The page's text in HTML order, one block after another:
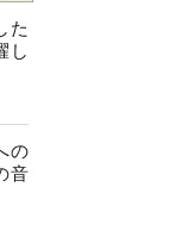
た
し
の
音